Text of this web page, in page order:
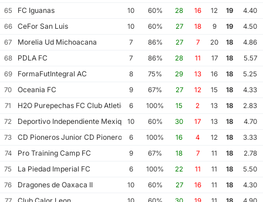
65
FC Iguanas 10 60% 28 16 12 19
4.40
66
CeFor San Luis 10 60% 27 18 9 19
4.50
67
Morelia Ud Michoacana 7 86% 27 7 20 18
4.86
68
PDLA FC 7 86% 28 11 17 18
5.57
69
FormaFutIntegral AC 8 75% 29 13 16 18
5.25
70
Oceania FC 9 67% 27 12 15 18
4.33
71
H2O Purepechas FC Club Atletico Morelia II
6 100% 15 2 13 18
2.83
72
Deportivo Independiente Mexiquense
10 60% 30 17 13 18
4.70
73
CD Pioneros Junior CD Pioneros de Cancun II
6 100% 16 4 12 18
3.33
74
Pro Training Camp FC 9 67% 18 7 11 18
2.78
75
La Piedad Imperial FC 6 100% 22 11 11 18
5.50
76
Dragones de Oaxaca II 10 60% 27 16 11 18
4.30